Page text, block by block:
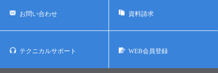
お問い合わせ 資料請求
テクニカルサポート WEB会員登録